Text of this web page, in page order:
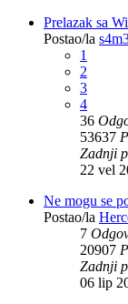
Prelazak sa
Postao/la
1
2
3
4
36
53637
Zadnji
22 vel
Ne mogu se
Postao/la
7
20907
Zadnji
06 lip